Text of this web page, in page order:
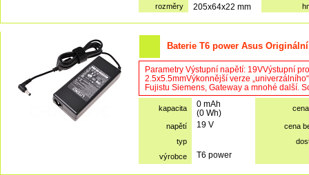
rozměry 205x64x22 mm
Baterie T6 power Asus
Parametry Výstupní napětí: 19VVýstupní
2.5x5.5mmVýkonnější verze
Fujistu Siemens, Gateway a mnohé další.
kapacita
0 mAh
(0 Wh)
napětí 19 V
cena
typ
výrobce
T6 power